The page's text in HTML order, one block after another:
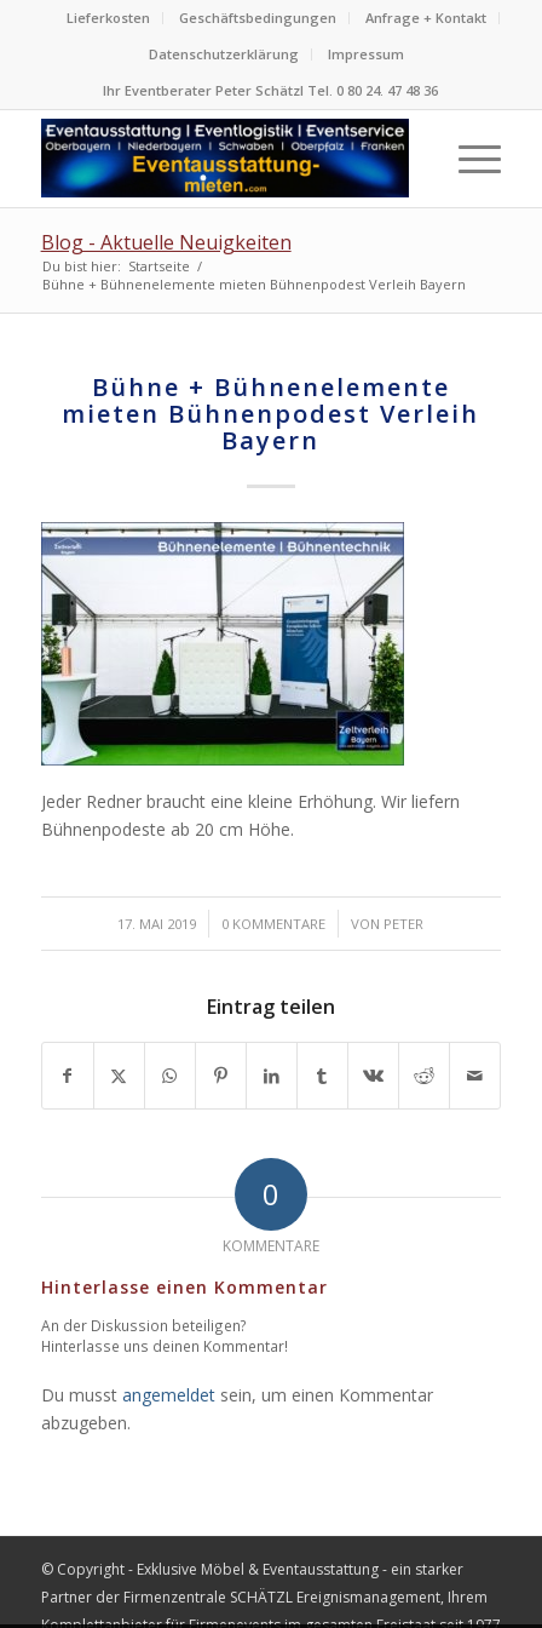
Lieferkosten Geschäftsbedingungen
Anfrage + Kontakt
Datenschutzerklärung
Impressum
Ihr Eventberater Peter Schätzl Tel. 0 80 24. 47 48 36
Blog - Aktuelle Neuigkeiten
Du bist hier: Startseite /
Bühne + Bühnenelemente mieten Bühnenpodest Verleih Bayern
Bühne + Bühnenelemente
mieten Bühnenpodest Verleih
Bayern
Jeder Redner braucht eine kleine Erhöhung. Wir liefern
Bühnenpodeste ab 20 cm Höhe.
17. MAI 2019
/ 0 KOMMENTARE
/ VON PETER
Eintrag teilen
0
KOMMENTARE
Hinterlasse einen Kommentar
An der Diskussion beteiligen?
Hinterlasse uns deinen Kommentar!
Du musst angemeldetsein, um einen Kommentar
abzugeben.
© Copyright - Exklusive Möbel & Eventausstattung - ein starker
Partner der Firmenzentrale SCHÄTZL Ereignismanagement, Ihrem